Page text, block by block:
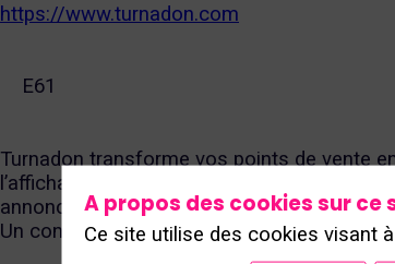
https://www.turnadon.com
E61
Turnadon transforme vos points de vente
l’affichage digital, installé ou non, et vous
annonceurs premium prêts à toucher votre
Un concept simple et ROIste.
A propos des cookies sur ce
Ce site utilise des cookies visant